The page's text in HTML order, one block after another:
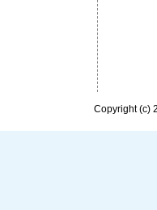
Copyright (c)